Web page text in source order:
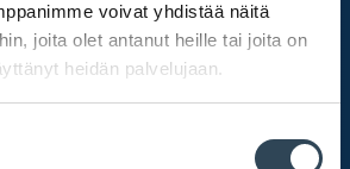
voivat yhdistää näitä
joita olet antanut heille tai joita on
heidän palvelujaan.
Arabia